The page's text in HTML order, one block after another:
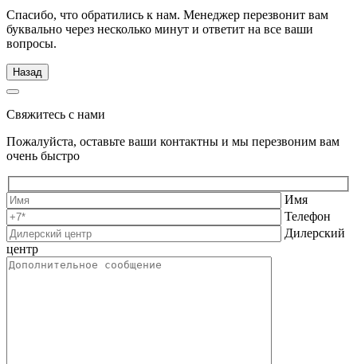
Спасибо, что обратились к нам. Менеджер перезвонит вам
буквально через несколько минут и ответит на все ваши
вопросы.
Назад
Свяжитесь с нами
Пожалуйста, оставьте ваши контактны и мы перезвоним вам
очень быстро
Имя
Телефон
Дилерский
центр